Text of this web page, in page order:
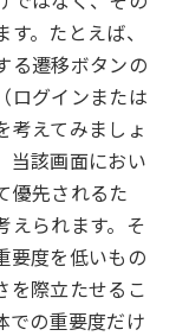
。たとえば、
る遷移ボタンの
ログインまたは
考えてみましょ
当該画面におい
優先されるた
えられます。そ
要度を低いもの
を際立たせるこ
での重要度だけ